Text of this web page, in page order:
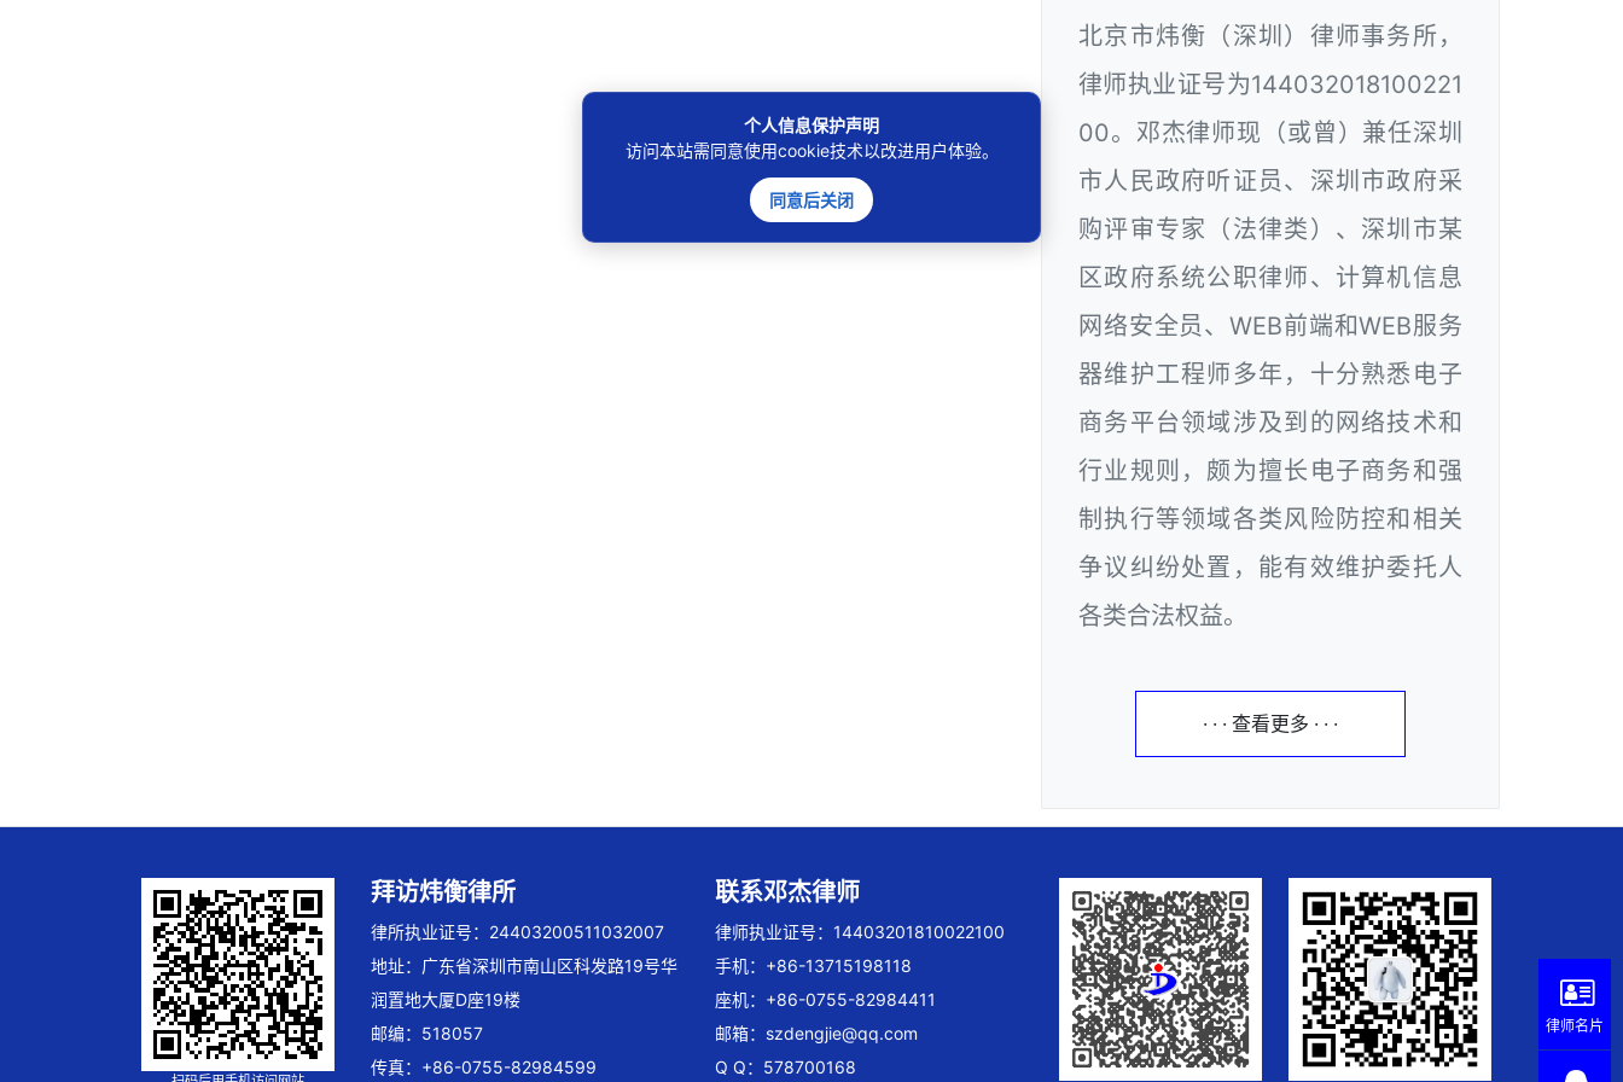
北京市炜衡（深圳）律师事务所，
律师执业证号为144032018100221
00。邓杰律师现（或曾）兼任深圳
市人民政府听证员、深圳市政府采
购评审专家（法律类）、深圳市某
区政府系统公职律师、计算机信息
网络安全员、WEB前端和WEB服务
器维护工程师多年，十分熟悉电子
商务平台领域涉及到的网络技术和
行业规则，颇为擅长电子商务和强
制执行等领域各类风险防控和相关
争议纠纷处置，能有效维护委托人
各类合法权益。
· · · 查看更多 · · ·
拜访炜衡律所
律所执业证号：24403200511032007
地址：广东省深圳市南山区科发路19号华
润置地大厦D座19楼
邮编：518057
传真：+86-0755-82984599
联系邓杰律师
律师执业证号：14403201810022100
手机：+86-13715198118
座机：+86-0755-82984411
邮箱： szdengjie@qq.com
Q Q：578700168
个人信息保护声明
访问本站需同意使用cookie技术以改进用户体验。
同意后关闭
律师名片